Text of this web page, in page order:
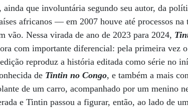
que involuntária segundo seu autor, da
africanos — em 2007 houve até processos na
Nessa virada de ano de 2023 para 2024,
com importante diferencial: pela primeira vez
reproduz a história editada como série no
de Tintin no Congo, e também a mais
de um carro, acompanhado por um menino
e Tintin passou a figurar, então, ao lado de